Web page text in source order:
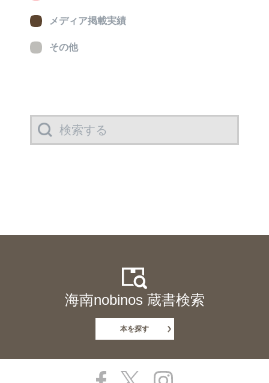
メディア掲載実績
その他
海南nobinos 蔵書検索
本を探す